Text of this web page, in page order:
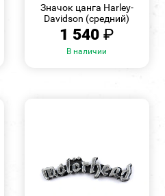
Значок цанга Harley-
Davidson (средний)
1 540₽
В наличии